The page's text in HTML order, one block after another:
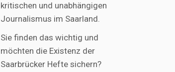
kritischen und unabhängigen
Journalismus im Saarland.
Sie finden das wichtig und
möchten die Existenz der
Saarbrücker Hefte sichern?